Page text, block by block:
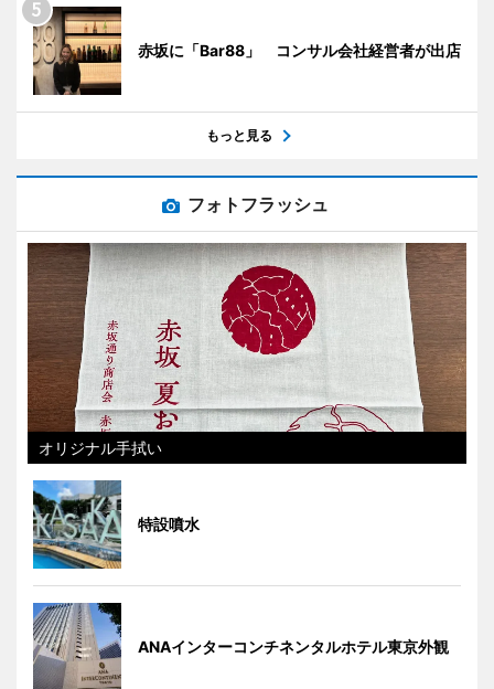
赤坂に「Bar88」 コンサル会社経営者が出店
もっと見る
フォトフラッシュ
オリジナル手拭い
特設噴水
ANAインターコンチネンタルホテル東京外観